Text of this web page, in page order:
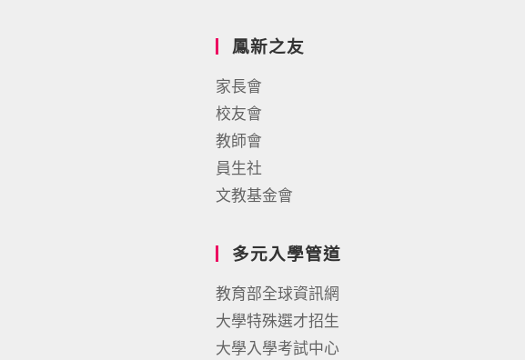
鳳新之友
家長會
校友會
教師會
員生社
文教基金會
多元入學管道
教育部全球資訊網
大學特殊選才招生
大學入學考試中心